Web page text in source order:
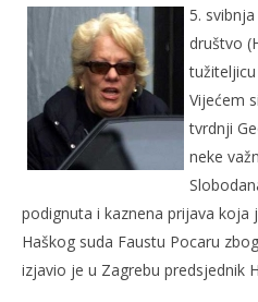
2007.
Rafaela
5.
društvo
Vijećem
tvrdnji
neke
podignuta i kaznena prijava koja
Haškog suda Faustu Pocaru
izjavio je u Zagrebu predsjednik